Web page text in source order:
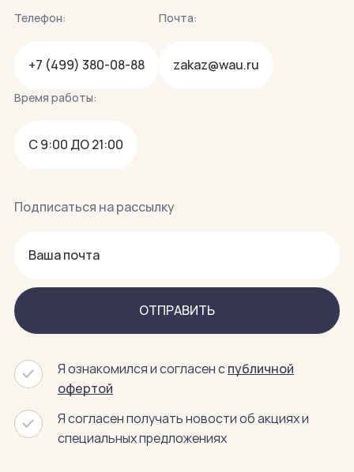
Телефон:
+7 (499) 380-08-88
Почта:
zakaz@wau.ru
Время работы:
С 9:00 ДО 21:00
Подписаться на рассылку
ОТПРАВИТЬ
Я ознакомился и согласен спубличной
офертой
Я согласен получать новости об акциях и
специальных предложениях